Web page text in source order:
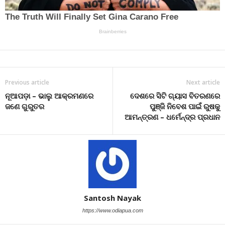
Previous article
ନୂଆପଡ଼ା – ଭାଲୁ ଆକ୍ରମଣରେ
ଜଣେ ଗୁରୁତର
Next article
ଦେଶରେ ସିଟି ଗ୍ୟାସ ବିତରଣରେ
ପୁଞ୍ଜି ନିବେଶ ପାଇଁ ରୁଷକୁ
ଆମନ୍ତ୍ରଣ – ଧର୍ମେନ୍ଦ୍ର ପ୍ରଧାନ
Santosh Nayak
https://www.odiapua.com